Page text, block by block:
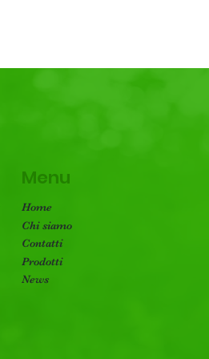
Menu
Home
Chi siamo
Contatti
Prodotti
News